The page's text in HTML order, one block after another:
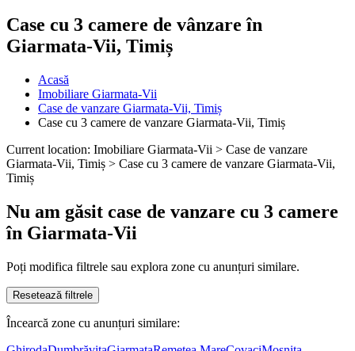
Case cu 3 camere de vânzare în
Giarmata-Vii, Timiș
Acasă
Imobiliare Giarmata-Vii
Case de vanzare Giarmata-Vii, Timiș
Case cu 3 camere de vanzare Giarmata-Vii, Timiș
Current location: Imobiliare Giarmata-Vii > Case de vanzare
Giarmata-Vii, Timiș > Case cu 3 camere de vanzare Giarmata-Vii,
Timiș
Nu am găsit case de vanzare cu 3 camere
în Giarmata-Vii
Poți modifica filtrele sau explora zone cu anunțuri similare.
Resetează filtrele
Încearcă zone cu anunțuri similare: